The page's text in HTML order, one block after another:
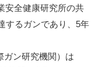
安全健康研究所の共
するガンであり、5年
ン研究機関）は